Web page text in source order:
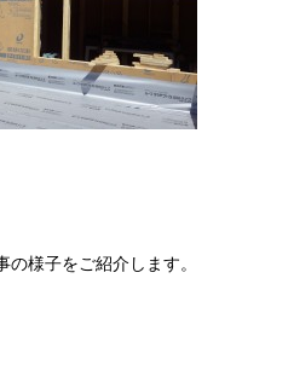
様子をご紹介します。